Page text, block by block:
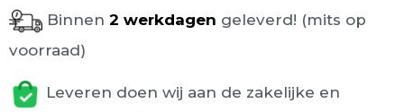
Binnen 2 werkdagen geleverd! (mits op
voorraad)
Leveren doen wij aan de zakelijke en